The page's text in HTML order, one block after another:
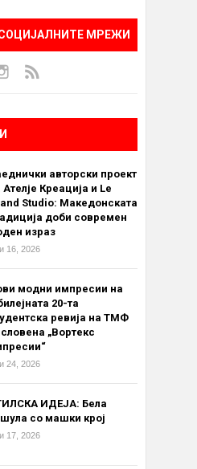
МРЕЖИ
авторски проект
Ателје Креација и Le
Studio: Македонската
доби современ
израз
16, 2026
модни импресии на
20-та
ревија на ТМФ
„Вортекс
24, 2026
ИДЕЈА: Бела
со машки крој
17, 2026